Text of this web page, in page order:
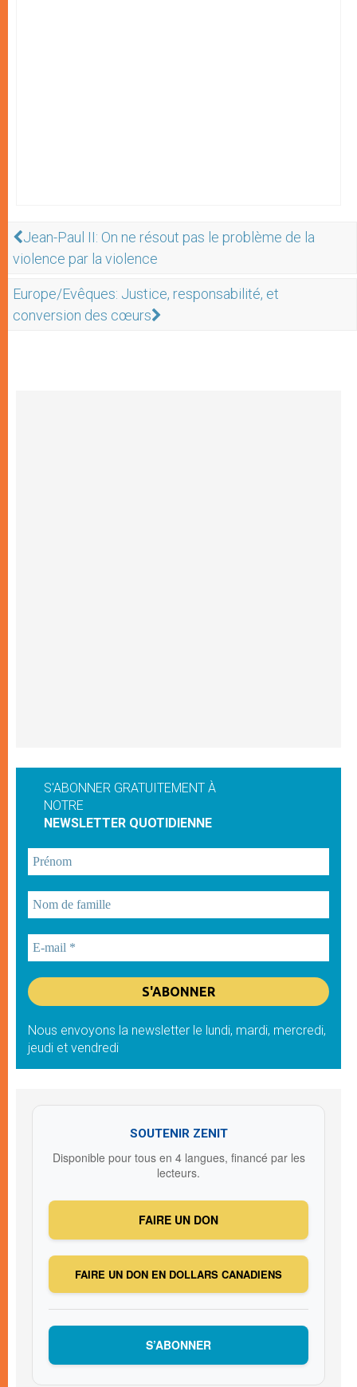
Jean-Paul II: On ne résout pas le problème de la
violence par la violence
Europe/Evêques: Justice, responsabilité, et
conversion des cœurs
S'ABONNER GRATUITEMENT À
NOTRE
NEWSLETTER QUOTIDIENNE
Nous envoyons la newsletter le lundi, mardi, mercredi,
jeudi et vendredi
SOUTENIR ZENIT
Disponible pour tous en 4 langues, financé par les
lecteurs.
FAIRE UN DON
FAIRE UN DON EN DOLLARS CANADIENS
S’ABONNER